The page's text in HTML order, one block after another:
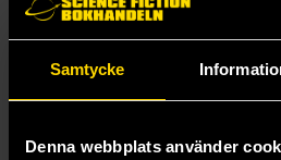
Samtycke
Denna webbplats använder
319 kr